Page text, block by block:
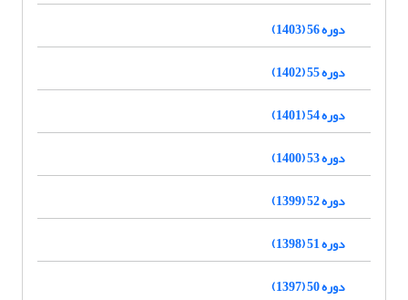
دوره 56 (1403)
دوره 55 (1402)
دوره 54 (1401)
دوره 53 (1400)
دوره 52 (1399)
دوره 51 (1398)
دوره 50 (1397)